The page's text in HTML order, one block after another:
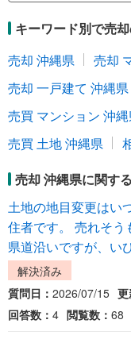
キーワード別で売
売却 沖縄県
売却
売却 一戸建て 沖縄県
売買 マンション 沖
売買 土地 沖縄県
売却 沖縄県に関す
土地の地目変更はい
住者です。 売れそう
県道沿いですが、い
解決済み
質問日： 2026/07/15 更
回答数： 4 閲覧数： 68